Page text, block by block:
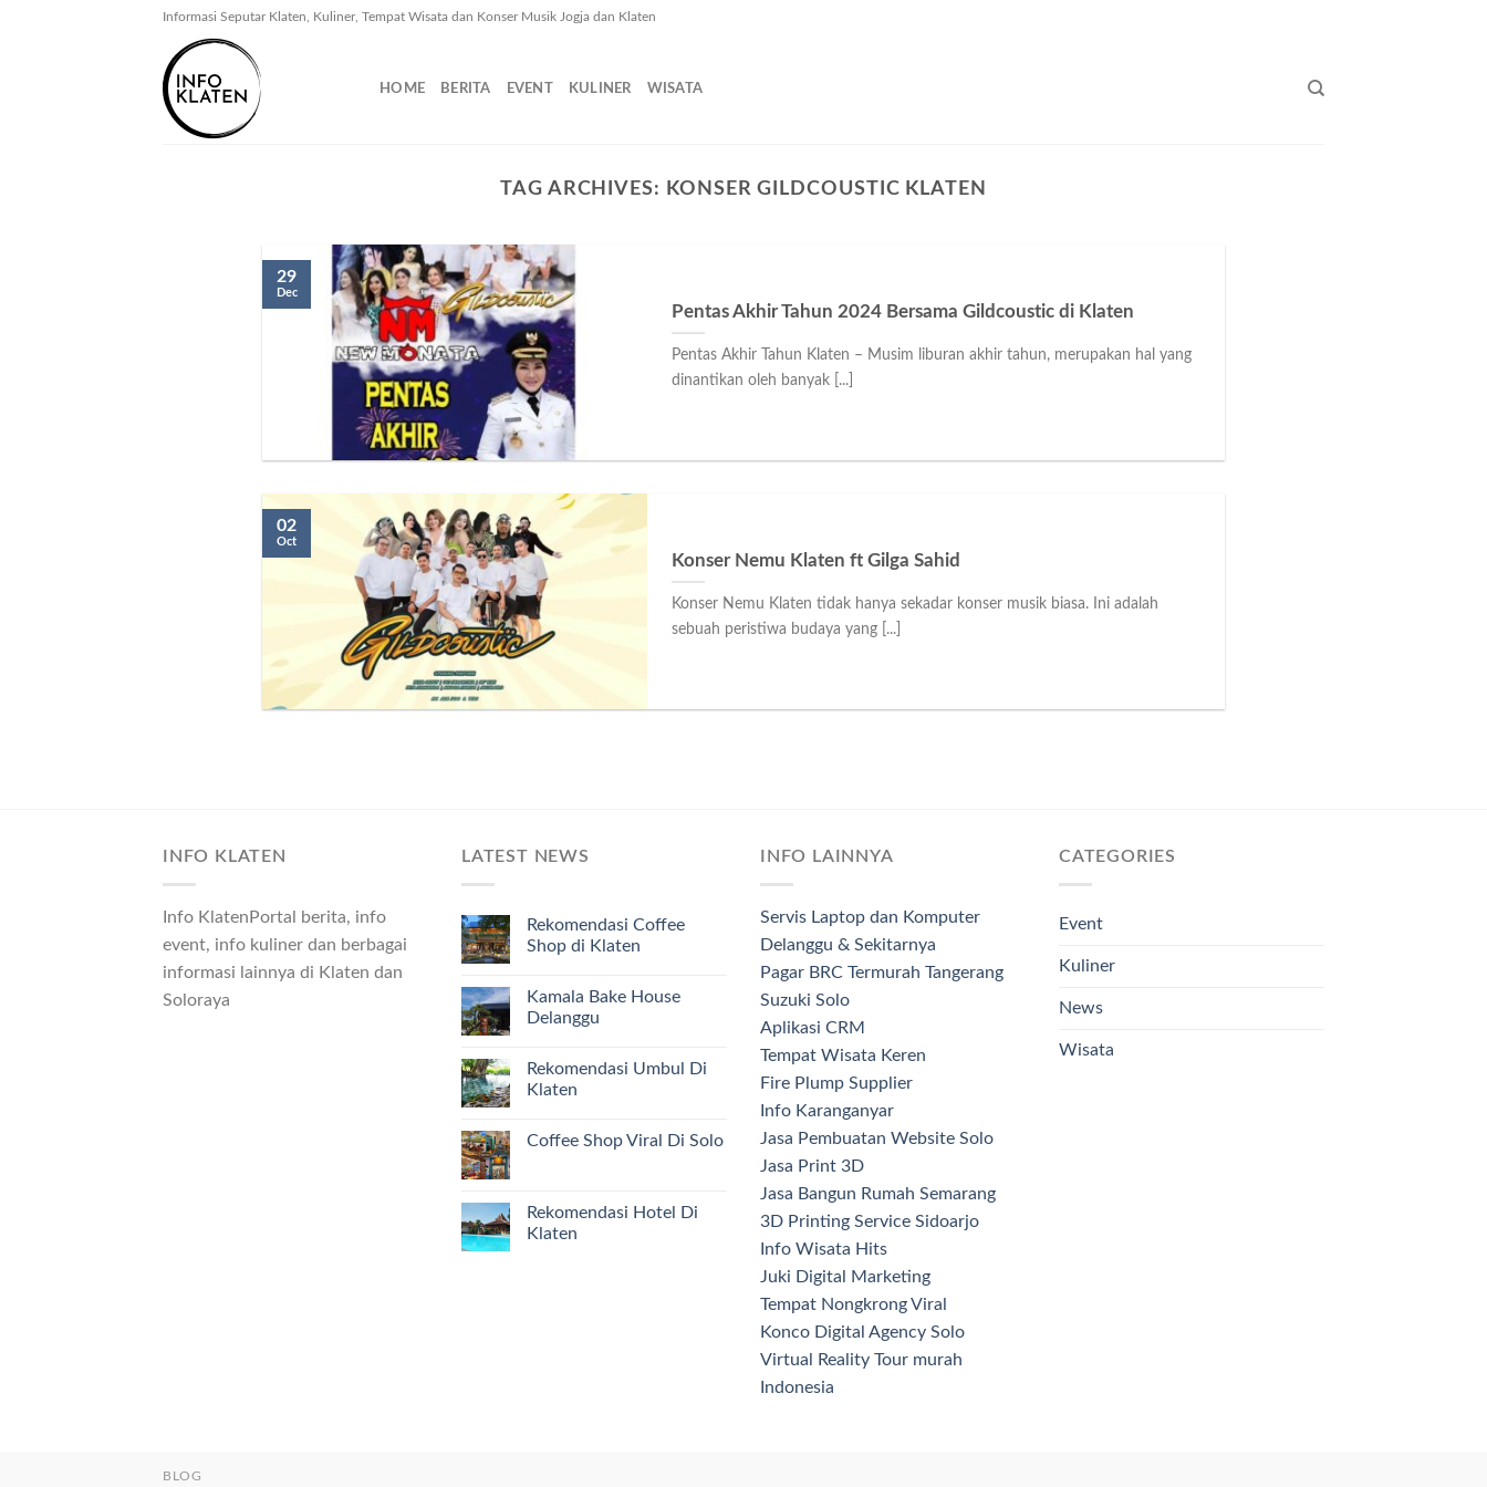
Informasi Seputar Klaten, Kuliner, Tempat Wisata dan Konser Musik Jogja dan Klaten
HOME BERITA EVENT KULINER WISATA
TAG ARCHIVES: KONSER GILDCOUSTIC KLATEN
Pentas Akhir Tahun 2024 Bersama Gildcoustic di Klaten
Pentas Akhir Tahun Klaten – Musim liburan akhir tahun, merupakan hal yang
dinantikan oleh banyak [...]
29
Dec
Konser Nemu Klaten ft Gilga Sahid
Konser Nemu Klaten tidak hanya sekadar konser musik biasa. Ini adalah
sebuah peristiwa budaya yang [...]
02
Oct
INFO KLATEN
Info KlatenPortal berita, info
event, info kuliner dan berbagai
informasi lainnya di Klaten dan
Soloraya
LATEST NEWS
Rekomendasi Coffee
Shop di Klaten
Kamala Bake House
Delanggu
Rekomendasi Umbul Di
Klaten
Coffee Shop Viral Di Solo
Rekomendasi Hotel Di
Klaten
INFO LAINNYA
Servis Laptop dan Komputer
Delanggu & Sekitarnya
Pagar BRC Termurah Tangerang
Suzuki Solo
Aplikasi CRM
Tempat Wisata Keren
Fire Plump Supplier
Info Karanganyar
Jasa Pembuatan Website Solo
Jasa Print 3D
Jasa Bangun Rumah Semarang
3D Printing Service Sidoarjo
Info Wisata Hits
Juki Digital Marketing
Tempat Nongkrong Viral
Konco Digital Agency Solo
Virtual Reality Tour murah
Indonesia
CATEGORIES
Event
Kuliner
News
Wisata
BLOG